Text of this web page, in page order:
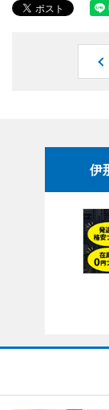
伊